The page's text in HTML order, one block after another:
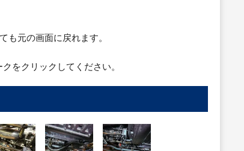
も元の画面に戻れます。
クをクリックしてください。